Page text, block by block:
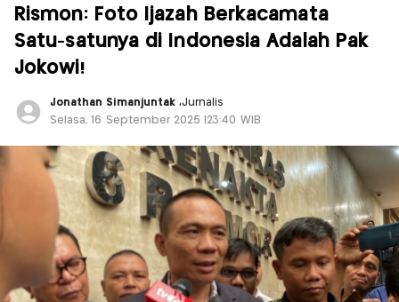
Rismon: Foto Ijazah Berkacamata
Satu-satunya di Indonesia Adalah Pak
Jokowi!
Jonathan Simanjuntak,Jurnalis
Selasa, 16 September 2025 |23:40 WIB